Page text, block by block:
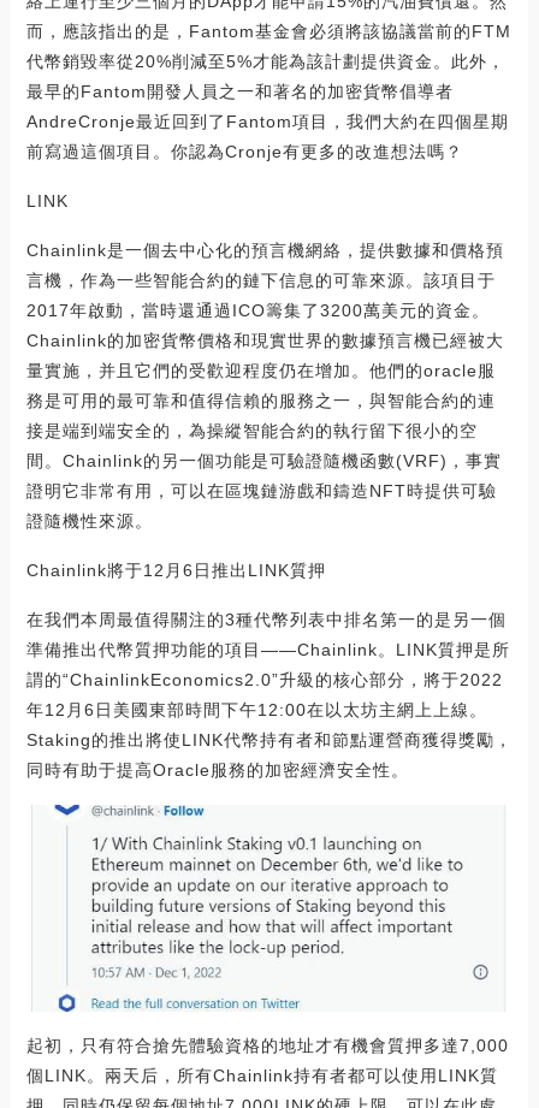
而，應該指出的是，Fantom基金會必須將該協議當前的FTM
代幣銷毀率從20%削減至5%才能為該計劃提供資金。此外，
最早的Fantom開發人員之一和著名的加密貨幣倡導者
AndreCronje最近回到了Fantom項目，我們大約在四個星期
前寫過這個項目。你認為Cronje有更多的改進想法嗎？
LINK
Chainlink是一個去中心化的預言機網絡，提供數據和價格預
言機，作為一些智能合約的鏈下信息的可靠來源。該項目于
2017年啟動，當時還通過ICO籌集了3200萬美元的資金。
Chainlink的加密貨幣價格和現實世界的數據預言機已經被大
量實施，并且它們的受歡迎程度仍在增加。他們的oracle服
務是可用的最可靠和值得信賴的服務之一，與智能合約的連
接是端到端安全的，為操縱智能合約的執行留下很小的空
間。Chainlink的另一個功能是可驗證隨機函數(VRF)，事實
證明它非常有用，可以在區塊鏈游戲和鑄造NFT時提供可驗
證隨機性來源。
Chainlink將于12月6日推出LINK質押
在我們本周最值得關注的3種代幣列表中排名第一的是另一個
準備推出代幣質押功能的項目——Chainlink。LINK質押是所
謂的“ChainlinkEconomics2.0”升級的核心部分，將于2022
年12月6日美國東部時間下午12:00在以太坊主網上上線。
Staking的推出將使LINK代幣持有者和節點運營商獲得獎勵，
同時有助于提高Oracle服務的加密經濟安全性。
起初，只有符合搶先體驗資格的地址才有機會質押多達7,000
個LINK。兩天后，所有Chainlink持有者都可以使用LINK質